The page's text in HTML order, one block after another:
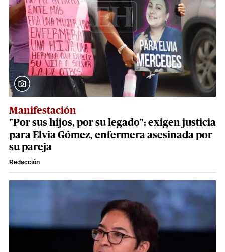
Manifestación
"Por sus hijos, por su legado": exigen justicia
para Elvia Gómez, enfermera asesinada por
su pareja
Redacción